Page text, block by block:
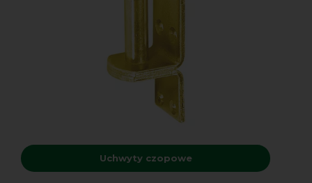
Uchwyty czopowe